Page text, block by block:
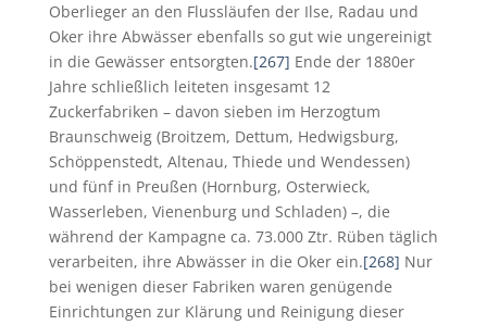
Oberlieger an den Flussläufen der Ilse, Radau und
Oker ihre Abwässer ebenfalls so gut wie ungereinigt
in die Gewässer entsorgten.[267] Ende der 1880er
Jahre schließlich leiteten insgesamt 12
Zuckerfabriken – davon sieben im Herzogtum
Braunschweig (Broitzem, Dettum, Hedwigsburg,
Schöppenstedt, Altenau, Thiede und Wendessen)
und fünf in Preußen (Hornburg, Osterwieck,
Wasserleben, Vienenburg und Schladen) –, die
während der Kampagne ca. 73.000 Ztr. Rüben täglich
verarbeiten, ihre Abwässer in die Oker ein.[268] Nur
bei wenigen dieser Fabriken waren genügende
Einrichtungen zur Klärung und Reinigung dieser